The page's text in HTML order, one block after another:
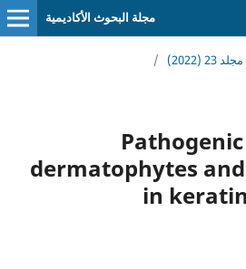
مجلة البحوث الأكاديمية
مجلد 23 (2022)
/
dermatophytes
in